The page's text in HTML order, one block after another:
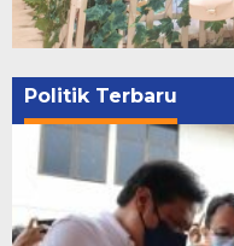
Politik Terbaru